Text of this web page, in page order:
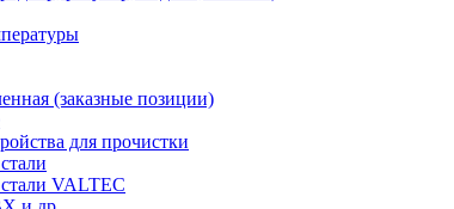
(заказные позиции)
для прочистки
VALTEC